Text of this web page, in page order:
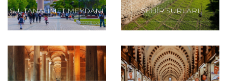
SULTANAHMET MEYDANI ŞEHİR SURLARI